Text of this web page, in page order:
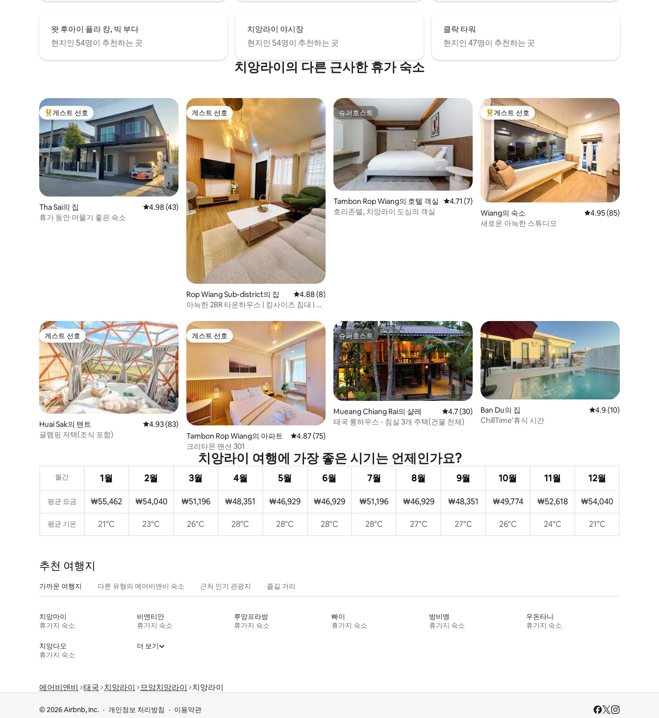
왓 후아이 플라 캉, 빅 부다
현지인 54명이 추천하는 곳
치앙라이 야시장
현지인 54명이 추천하는 곳
클락 타워
현지인 47명이 추천하는 곳
치앙라이의 다른 근사한 휴가 숙소
상위 게스트 선호
게스트 선호
Tha Sai의 집 평점 4.98점(5점 만점), 후기 43개
4.98 (43)
휴가 동안 머물기 좋은 숙소
게스트 선호
게스트 선호
Rop Wiang Sub-district의 집 평점 4.88점(5점 만점), 후기 8개
4.88 (8)
아늑한 2BR 타운하우스 | 킹사이즈 침대 | 주
슈퍼호스트
슈퍼호스트
Tambon Rop Wiang의 호텔 객실 평점 4.71점(5점 만점), 후기 7개
4.71 (7)
호리존텔, 치앙라이 도심의 객실
상위 게스트 선호
게스트 선호
Wiang의 숙소 평점 4.95점(5점 만점),
4.95 (85)
새로운 아늑한 스튜디오
게스트 선호
게스트 선호
Huai Sak의 텐트 평점 4.93점(5점 만점), 후기 83개
4.93 (83)
글램핑 저택(조식 포함)
게스트 선호
게스트 선호
Tambon Rop Wiang의 아파트 평점 4.87점(5점 만점), 후기 75개
4.87 (75)
크리타몬 맨션 301
슈퍼호스트
슈퍼호스트
Mueang Chiang Rai의 샬레 평점 4.7점(5점 만점), 후기 30개
4.7 (30)
태국 롱하우스 - 침실 3개 주택(건물 전체)
Ban Du의 집 평점 4.9점(5점 만점
4.9 (10)
ChillTime'휴식 시간
치앙라이 여행에 가장 좋은 시기는 언제인가요?
월간 1월 2월 3월 4월 5월 6월 7월 8월 9월 10월 11월 12월
평균 요금 ₩55,462 ₩54,040 ₩51,196 ₩48,351 ₩46,929 ₩46,929 ₩51,196 ₩46,929 ₩48,351 ₩49,774 ₩52,618 ₩54,040
평균 기온 21°C 23°C 26°C 28°C 28°C 28°C 28°C 27°C 27°C 26°C 24°C 21°C
추천 여행지
가까운 여행지 다른 유형의 에어비앤비 숙소 근처 인기 관광지 즐길 거리
치앙마이
휴가지 숙소
비엔티안
휴가지 숙소
루앙프라방
휴가지 숙소
빠이
휴가지 숙소
방비엥
휴가지 숙소
우돈타니
휴가지 숙소
치앙다오
휴가지 숙소
더 보기
에어비앤비 태국 치앙라이 므앙치앙라이 치앙라이
© 2026 Airbnb, Inc. 개인정보 처리방침 이용약관